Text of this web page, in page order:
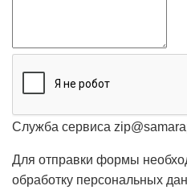
Служба сервиса
Для отправки формы
обработку персональных